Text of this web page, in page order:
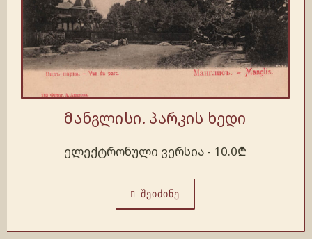
მანგლისი. პარკის ხედი
ელექტრონული ვერსია - 10.0₾
ᲨᲔᲘᲫᲘᲜᲔ